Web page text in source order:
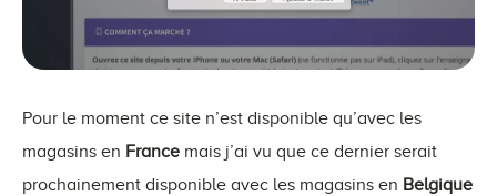
Pour le moment ce site n’est disponible qu’avec les
magasins en France mais j’ai vu que ce dernier serait
prochainement disponible avec les magasins en Belgique